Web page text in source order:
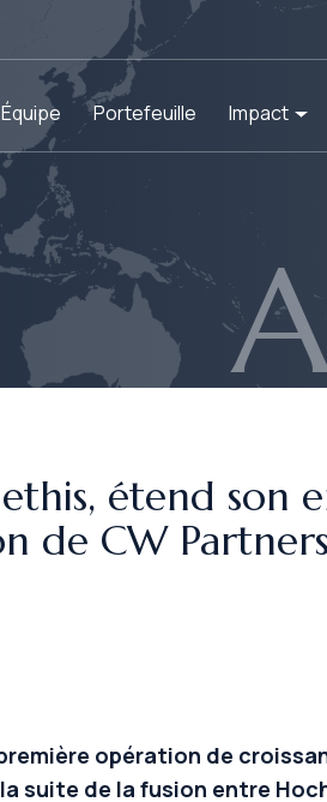
Équipe Portefeuille Impact
étend son
de CW Partners
opération de
suite de la fusion entre